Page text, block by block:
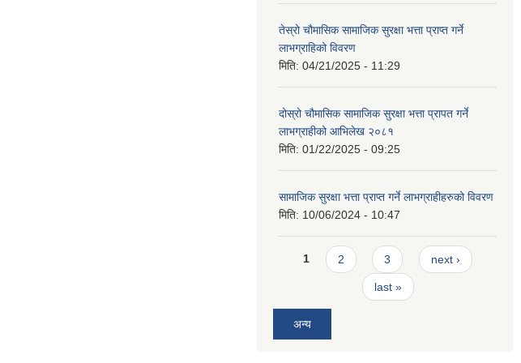
तेस्रो चौमासिक सामाजिक सुरक्षा भत्ता प्राप्त गर्ने
लाभग्राहिको विवरण
मिति: 04/21/2025 - 11:29
दोस्रो चौमासिक सामाजिक सुरक्षा भत्ता प्रापत गर्ने
लाभग्राहीको आभिलेख २०८१
मिति: 01/22/2025 - 09:25
सामाजिक सुरक्षा भत्ता प्राप्त गर्ने लाभग्राहीहरुको विवरण
मिति: 10/06/2024 - 10:47
Pages
1 2 3 next ›
last »
अन्य